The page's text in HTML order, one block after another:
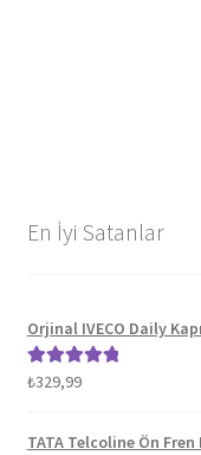
En İyi Satanlar
Orjinal IVECO Daily
5 üzerinden
₺329,99
TATA Telcoline Ön Fren